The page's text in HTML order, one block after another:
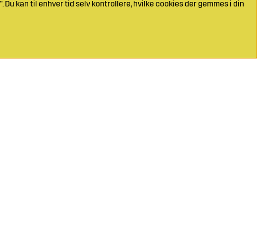
kan til enhver tid selv kontrollere, hvilke cookies der gemmes i din